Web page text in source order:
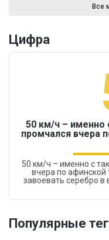
Все
Цифра
50 км/ч – именно
промчался вчера
50 км/ч – именно с
вчера по афинской
завоевать серебро в
Популярные